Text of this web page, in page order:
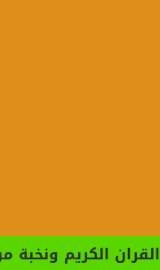
القران الكريم ونخبة